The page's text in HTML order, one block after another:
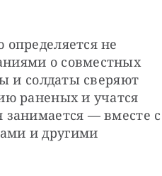
не
о совместных
и солдаты сверяют
раненых и учатся
— вместе с
и другими